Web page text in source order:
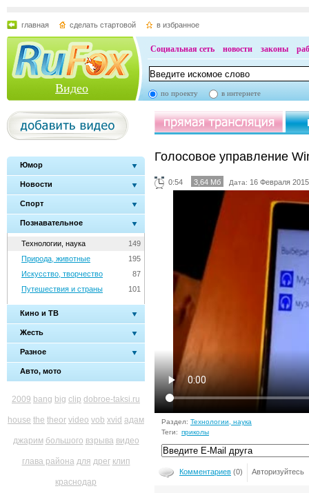
главная сделать стартовой в избранное
Видео
Социальная сеть новости законы
по проекту в интернете
Юмор
Новости
Спорт
Познавательное
149
Технологии, наука
195
Природа, животные
87
Искусство, творчество
101
Путешествия и страны
Кино и ТВ
Жесть
Разное
Авто, мото
2009 bang big clip dobroe-taksi.ru
house the theor video vob xvid адам
джарим большого взрыва видео
глава района для дрег клип
краснодар
Голосовое управление
0:54 3,64 Мб Дата: 16 Февраля
Раздел: Технологии, наука
Теги: приколы
Комментариев (0) Авторизуйтесь